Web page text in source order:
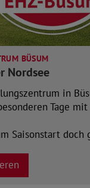
BÜSUM
Nordsee
in
Tage
Saisonstart doch